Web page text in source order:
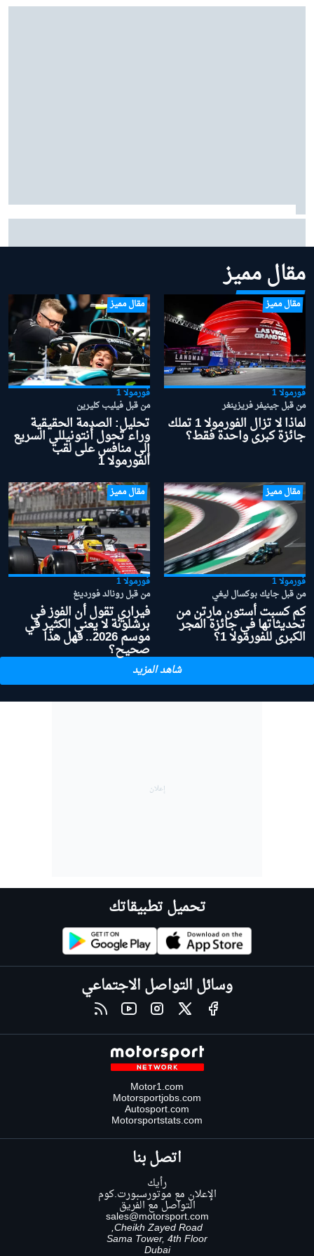
بينوتو يردّ على شائعات ساينز وبياسـتري: "نحن سعداء
مقال مميز
مقال مميز
فورمولا 1
من قبل جينيفر فريزينغر
لماذا لا تزال الفورمولا 1 تملك
جائزة كبرى واحدة فقط؟
مقال مميز
فورمولا 1
من قبل فيليب كليرين
تحليل: الصدمة الحقيقية
وراء تحول أنتونيللي السريع
إلى منافس على لقب
الفورمولا 1
مقال مميز
فورمولا 1
من قبل جايك بوكسال ليغي
كم كسبت أستون مارتن من
تحديثاتها في جائزة المجر
الكبرى للفورمولا 1؟
مقال مميز
فورمولا 1
من قبل رونالد فوردينغ
فيراري تقول أن الفوز في
برشلونة لا يعني الكثير في
موسم 2026.. فهل هذا
صحيح؟
شاهد المزيد
تحميل تطبيقاتك
وسائل التواصل الاجتماعي
Motor1.com
Motorsportjobs.com
Autosport.com
Motorsportstats.com
اتصل بنا
رأيك
الإعلان مع موتورسبورت.كوم
التواصل مع الفريق
sales@motorsport.com
Cheikh Zayed Road,
Sama Tower, 4th Floor
Dubai